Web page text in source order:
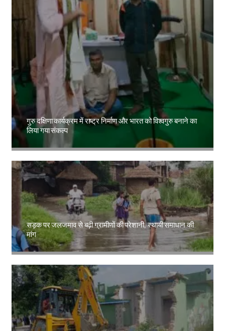
गुरु दक्षिणा कार्यक्रम में राष्ट्र निर्माण और भारत को विश्वगुरु बनाने का
लिया गया संकल्प
सड़क पर जलजमाव से बढ़ी ग्रामीणों की परेशानी, स्थायी समाधान की
मांग
Amit Lekh